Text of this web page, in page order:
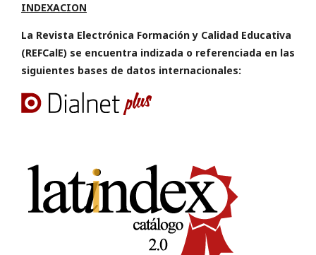
INDEXACION
La Revista Electrónica Formación y Calidad Educativa
(REFCalE) se encuentra indizada o referenciada en las
siguientes bases de datos internacionales: